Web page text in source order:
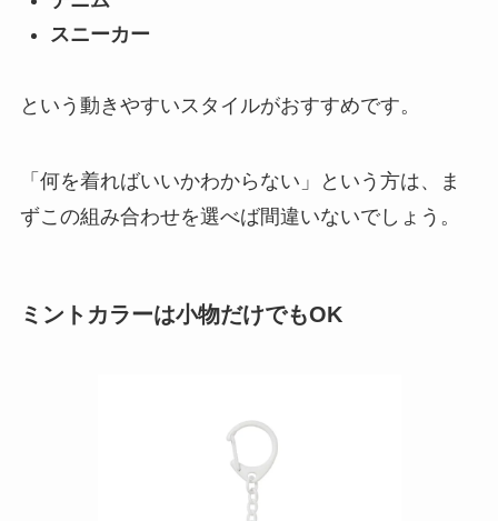
スニーカー
という動きやすいスタイルがおすすめです。
「何を着ればいいかわからない」という方は、ま
ずこの組み合わせを選べば間違いないでしょう。
ミントカラーは小物だけでもOK